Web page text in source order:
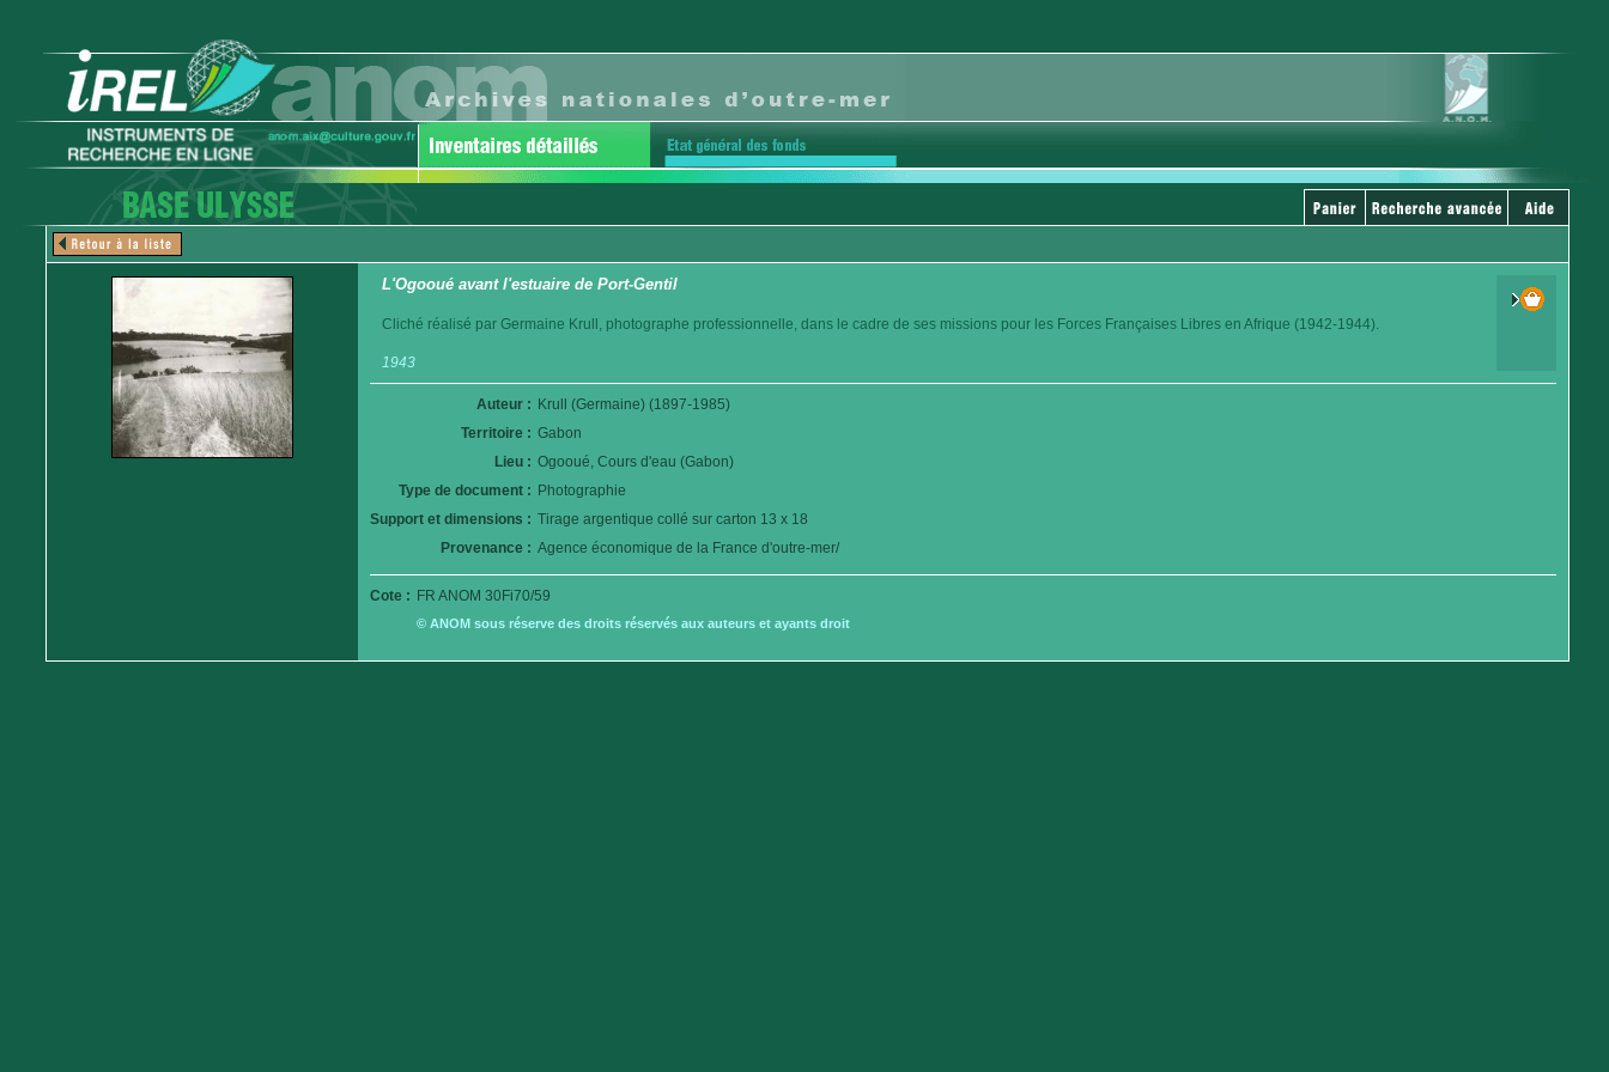
L'Ogooué avant l'estuaire de Port-Gentil
Cliché réalisé par Germaine Krull, photographe professionnelle, dans le cadre de ses missions pour les Forces Françaises Libres en Afrique (1942-1944).
1943
Auteur : Krull (Germaine) (1897-1985)
Territoire : Gabon
Lieu : Ogooué, Cours d'eau (Gabon)
Type de document : Photographie
Support et dimensions : Tirage argentique collé sur carton 13 x 18
Provenance : Agence économique de la France d'outre-mer/
Cote : FR ANOM 30Fi70/59
© ANOM sous réserve des droits réservés aux auteurs et ayants droit